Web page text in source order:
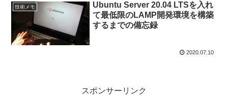
技術メモ
Ubuntu Server 20.04 LTSを入れ
て最低限のLAMP開発環境を構築
するまでの備忘録
2020.07.10
スポンサーリンク